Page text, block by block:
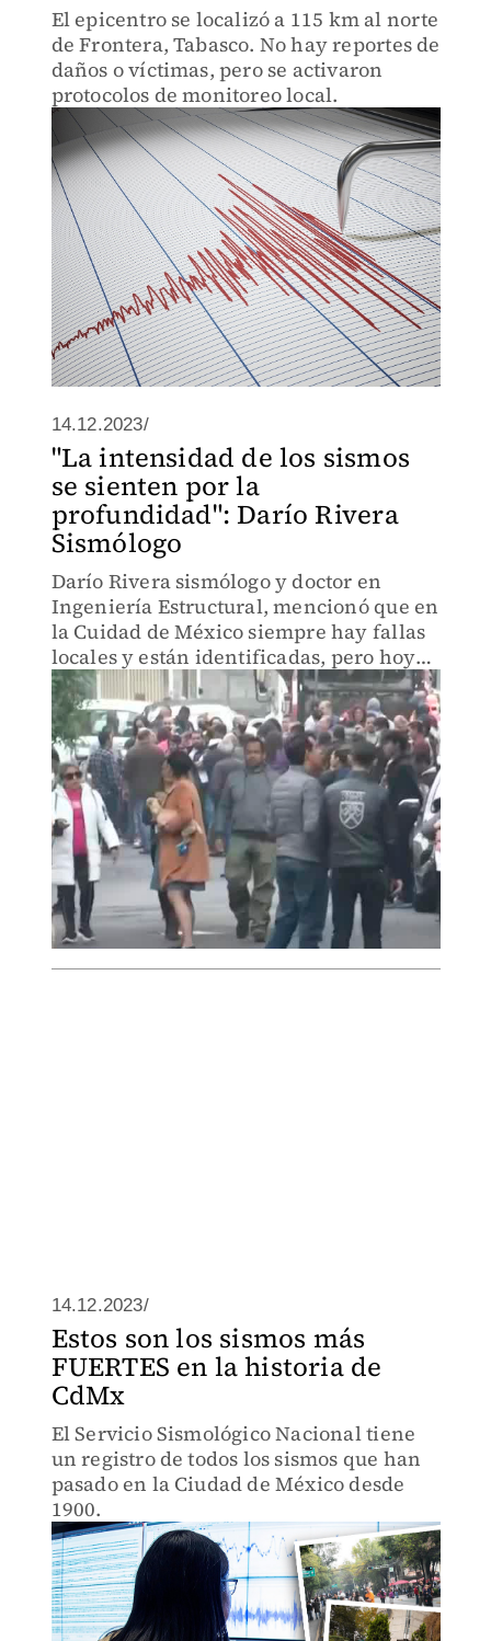
El epicentro se localizó a 115 km al norte
de Frontera, Tabasco. No hay reportes de
daños o víctimas, pero se activaron
protocolos de monitoreo local.
14.12.2023/
"La intensidad de los sismos
se sienten por la
profundidad": Darío Rivera
Sismólogo
Darío Rivera sismólogo y doctor en
Ingeniería Estructural, mencionó que en
la Cuidad de México siempre hay fallas
locales y están identificadas, pero hoy
en día cobra relevancia por las redes
sociales.
14.12.2023/
Estos son los sismos más
FUERTES en la historia de
CdMx
El Servicio Sismológico Nacional tiene
un registro de todos los sismos que han
pasado en la Ciudad de México desde
1900.